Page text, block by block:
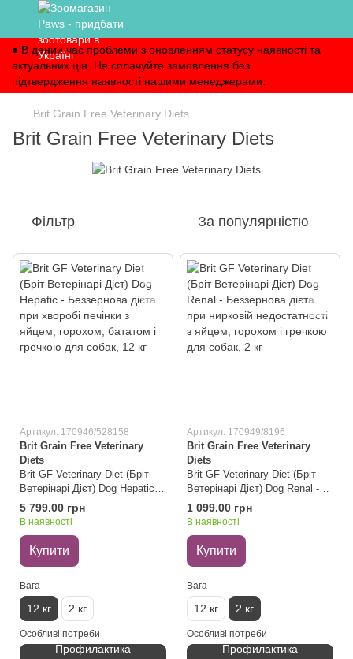
● В даний час проблеми з оновленням статусу наявності та
актуальних цін. Не сплачуйте замовлення без
підтвердження наявності нашими менеджерами.
Brit Grain Free Veterinary Diets
Brit Grain Free Veterinary Diets
Фільтр За популярністю
Артикул: 170946/528158
Brit Grain Free Veterinary
Diets
Brit GF Veterinary Diet (Бріт
Ветерінарі Дієт) Dog Hepatic -
Беззернова дієта при хворобі
печінки з яйцем, горохом,
12 кг
5 799.00 грн
В наявності
Купити
Вага
12 кг 2 кг
Особливі потреби
Профилактика
Артикул: 170949/8196
Brit Grain Free Veterinary
Diets
Brit GF Veterinary Diet (Бріт
Ветерінарі Дієт) Dog Renal -
Беззернова дієта при нирковій
недостатності з яйцем,
2 кг
1 099.00 грн
В наявності
Купити
Вага
12 кг 2 кг
Особливі потреби
Профилактика